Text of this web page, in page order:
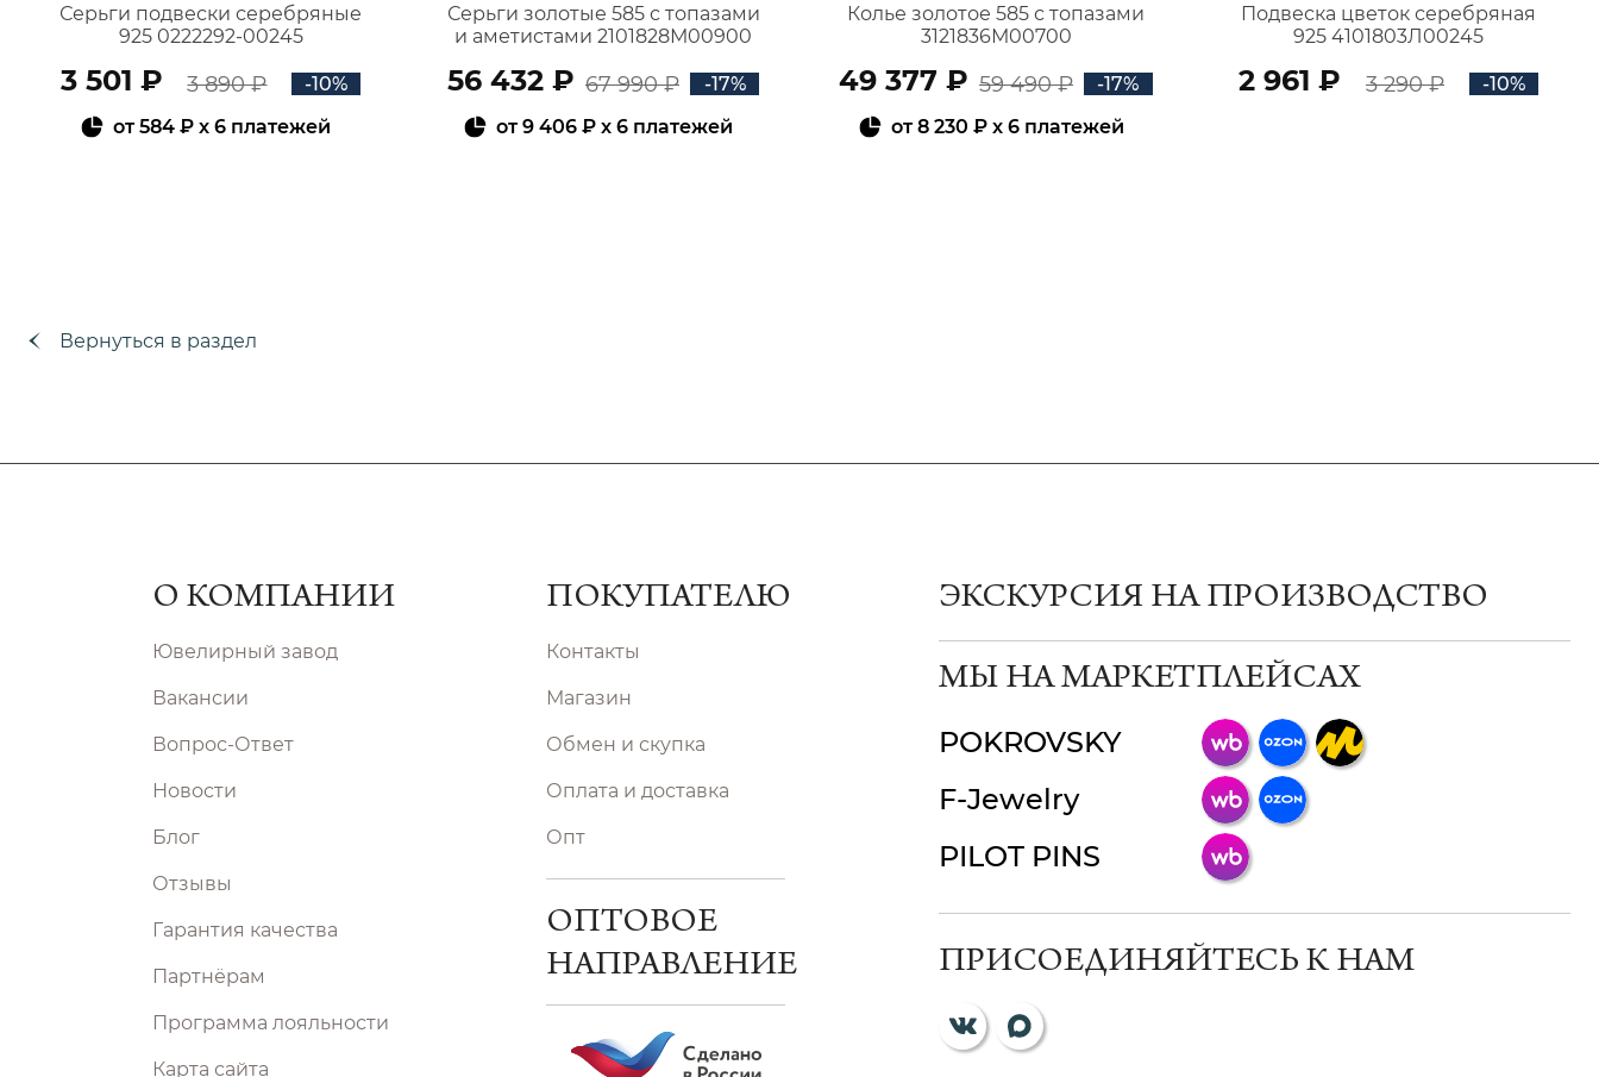
Серьги подвески серебряные
925 0222292-00245
3 501 ₽ 3 890 ₽
-10%
от584 ₽ x 6 платежей
Серьги золотые 585 с топазами
и аметистами 2101828М00900
56 432 ₽ 67 990 ₽
-17%
от9 406 ₽ x 6 платежей
Колье золотое 585 с топазами
3121836М00700
49 377 ₽ 59 490 ₽
-17%
от8 230 ₽x 6 платежей
Подвеска цветок серебряная
925 4101803Л00245
2 961 ₽ 3 290 ₽ -10%
Вернуться в раздел
О КОМПАНИИ
Ювелирный завод
Вакансии
Вопрос-Ответ
Новости
Блог
Отзывы
Гарантия качества
Партнёрам
Программа лояльности
Карта сайта
ПОКУПАТЕЛЮ
Контакты
Магазин
Обмен и скупка
Оплата и доставка
Опт
ОПТОВОЕ
НАПРАВЛЕНИЕ
ЭКСКУРСИЯ НА ПРОИЗВОДСТВО
МЫ НА МАРКЕТПЛЕЙСАХ
POKROVSKY
F-Jewelry
PILOT PINS
ПРИСОЕДИНЯЙТЕСЬ К НАМ
ChatApp
мессенджер!